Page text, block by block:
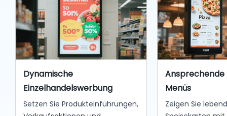
Dynamische
Einzelhandelswerbung
Setzen Sie Produkteinführungen,
Menüs
Zeigen Sie